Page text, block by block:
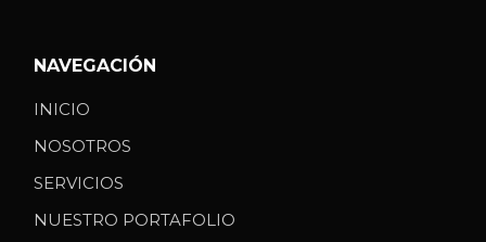
NAVEGACIÓN
INICIO
NOSOTROS
SERVICIOS
NUESTRO PORTAFOLIO